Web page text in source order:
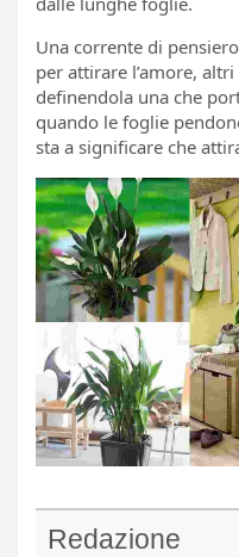
Una corrente di
per attirare l’amore,
definendola una che
quando le foglie
sta a significare che
Redazione